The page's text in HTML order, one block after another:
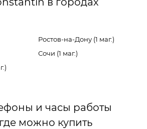
Ростов-на-Дону (1 маг.)
Сочи (1 маг.)
и часы работы
можно купить